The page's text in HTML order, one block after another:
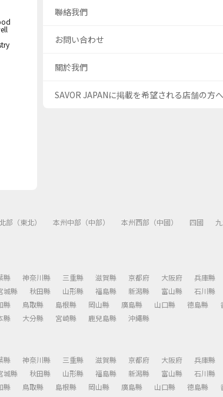
聯絡我們
お問い合わせ
關於我們
SAVOR JAPANに掲載を希望される店舗の方へ
部（東北） 本州中部（中部） 本州西部（中國） 四國
縣 神奈川縣 三重縣 滋賀縣 京都府 大阪府
兵庫縣
城縣 秋田縣 山形縣 福島縣 新潟縣 富山縣
石川縣
縣 鳥取縣 島根縣 岡山縣 廣島縣 山口縣 德島縣
縣 大分縣 宮崎縣 鹿兒島縣 沖繩縣
縣 神奈川縣 三重縣 滋賀縣 京都府 大阪府
兵庫縣
城縣 秋田縣 山形縣 福島縣 新潟縣 富山縣
石川縣
縣 鳥取縣 島根縣 岡山縣 廣島縣 山口縣 德島縣